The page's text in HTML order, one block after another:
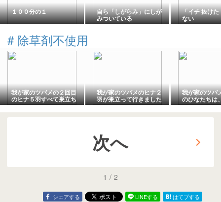
１００分の１ 自ら「しがらみ」にしが
みついている
「イチ 抜け
ない
# 除草剤不使用
我が家のツバメの２回目
のヒナ５羽すべて巣立ち
ました
我が家のツバメのヒナ２
羽が巣立って行きました
我が家のツバ
のひなたちは
日が迫ってき
次へ
1 / 2
シェアする LINEする
はてブする